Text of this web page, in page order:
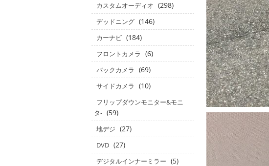
カスタムオーディオ (298)
デッドニング (146)
カーナビ (184)
フロントカメラ (6)
バックカメラ (69)
サイドカメラ (10)
フリップダウンモニター&モニ
タ‐ (59)
地デジ (27)
DVD (27)
デジタルインナーミラー (5)